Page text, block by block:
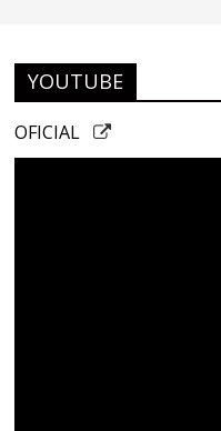
YOUTUBE
OFICIAL